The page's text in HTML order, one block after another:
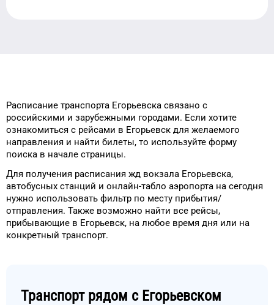
Расписание транспорта Егорьевска связано с
российскими и зарубежными городами. Если хотите
ознакомиться с рейсами в Егорьевск для желаемого
направления и найти билеты, то используйте форму
поиска в начале страницы.
Для получения расписания жд вокзала Егорьевска,
автобусных станций и онлайн-табло аэропорта на сегодня
нужно использовать фильтр по месту прибытия/
отправления. Также возможно найти все рейсы,
прибывающие в Егорьевск, на любое время дня или на
конкретный транспорт.
Транспорт рядом с Егорьевском